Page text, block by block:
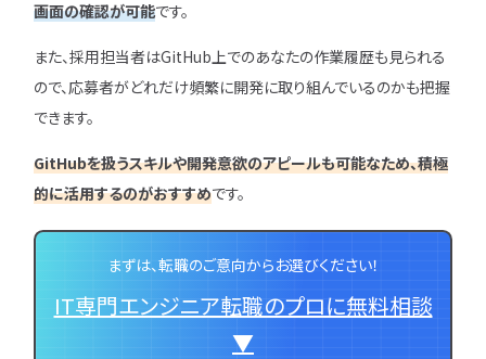
画面の確認が可能です。
また、採用担当者はGitHub上でのあなたの作業履歴も見られる
ので、応募者がどれだけ頻繁に開発に取り組んでいるのかも把握
できます。
GitHubを扱うスキルや開発意欲のアピールも可能なため、積極
的に活用するのがおすすめです。
まずは、転職のご意向からお選びください！
IT専門エンジニア転職のプロに無料相談
▼